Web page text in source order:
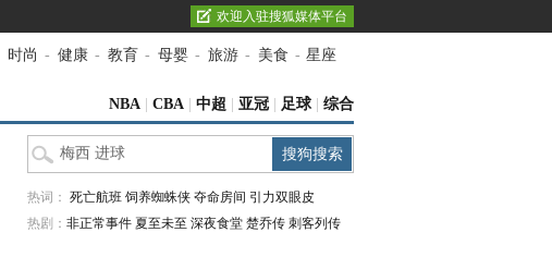
欢迎入驻搜狐媒体平台
时尚 - 健康 - 教育 - 母婴 - 旅游 - 美食 - 星座
NBA CBA 中超 亚冠 足球 综合
热词： 死亡航班 饲养蜘蛛侠 夺命房间 引力双眼皮
热剧： 非正常事件 夏至未至 深夜食堂 楚乔传 刺客列传